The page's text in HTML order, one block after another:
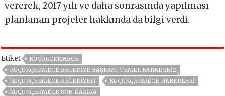
vererek, 2017 yılı ve daha sonrasında yapılması
planlanan projeler hakkında da bilgi verdi.
Etiket
KÜÇÜKÇEKMECE
KÜÇÜKÇEKMECE BELEDIYE BAŞKANI TEMEL KARADENIZ
KÜÇÜKÇEKMECE BELEDIYESI
KÜÇÜKÇEKMECE HABERLERI
KÜÇÜKÇEKMECE SON DAKIKA